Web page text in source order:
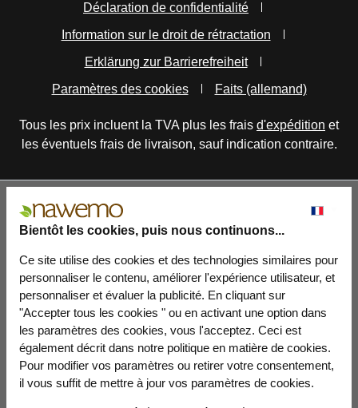
Bientôt les cookies, puis nous continuons...
Ce site utilise des cookies et des technologies similaires pour
personnaliser le contenu, améliorer l'expérience utilisateur, et
personnaliser et évaluer la publicité. En cliquant sur
"Accepter tous les cookies " ou en activant une option dans
les paramètres des cookies, vous l'acceptez. Ceci est
également décrit dans notre politique en matière de cookies.
Pour modifier vos paramètres ou retirer votre consentement,
il vous suffit de mettre à jour vos paramètres de cookies.
Déclaration de confidentialité
Information sur le droit de rétractation
Erklärung zur Barrierefreiheit
Paramètres des cookies
Faits (allemand)
Tous les prix incluent la TVA plus les frais d'expédition et
les éventuels frais de livraison, sauf indication contraire.